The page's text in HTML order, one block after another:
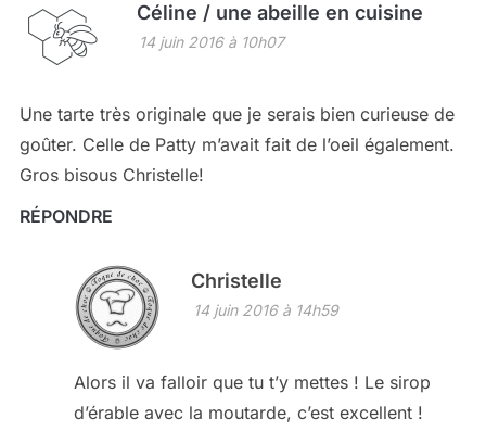
Céline / une abeille en cuisine
14 juin 2016 à 10h07
Une tarte très originale que je serais bien curieuse de
goûter. Celle de Patty m’avait fait de l’oeil également.
Gros bisous Christelle!
RÉPONDRE
Christelle
14 juin 2016 à 14h59
Alors il va falloir que tu t’y mettes ! Le sirop
d’érable avec la moutarde, c’est excellent !